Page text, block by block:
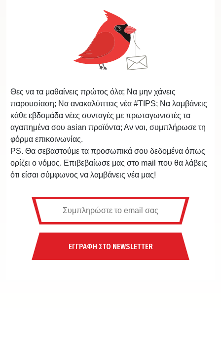
Θες να τα μαθαίνεις πρώτος όλα; Να μην χάνεις
παρουσίαση; Να ανακαλύπτεις νέα #TIPS; Να λαμβάνεις
κάθε εβδομάδα νέες συνταγές με πρωταγωνιστές τα
αγαπημένα σου asian προϊόντα; Αν ναι, συμπλήρωσε τη
φόρμα επικοινωνίας.
PS. Θα σεβαστούμε τα προσωπικά σου δεδομένα όπως
ορίζει ο νόμος. Επιβεβαίωσε μας στο mail που θα λάβεις
ότι είσαι σύμφωνος να λαμβάνεις νέα μας!
ΕΓΓΡΑΦΗ ΣΤΟ NEWSLETTER